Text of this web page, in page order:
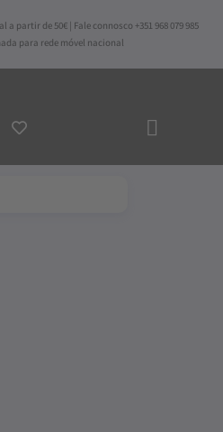
partir de 50€ | Fale connosco +351 968 079 985
para rede móvel nacional
AO